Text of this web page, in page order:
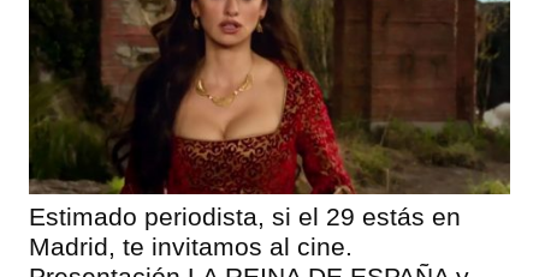
Estimado periodista, si el 29 estás en
Madrid, te invitamos al cine.